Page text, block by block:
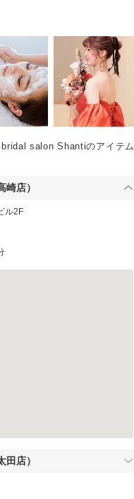
salon Shantiのアイテム
店）
ル2F
店）